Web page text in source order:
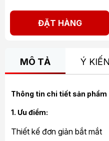
ĐẶT HÀNG
MÔ TẢ Ý
Thông tin chi tiết sản phẩm
1. Ưu điểm:
Thiết kế đơn giản bắt mắt